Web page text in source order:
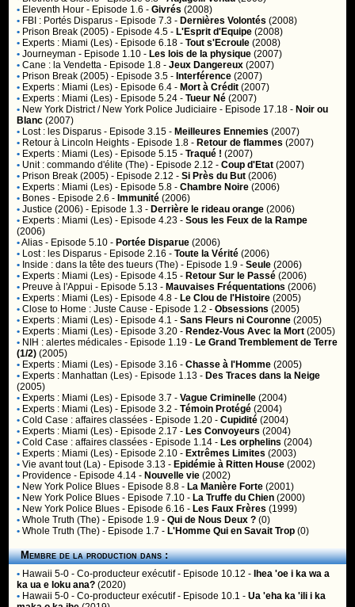
• Eleventh Hour - Episode 1.6 -Givrés (2008)
• FBI : Portés Disparus - Episode 7.3 - Dernières Volontés (2008)
• Prison Break (2005) - Episode 4.5 - L'Esprit d'Equipe (2008)
• Experts : Miami (Les) - Episode 6.18 -Tout s'Ecroule (2008)
• Journeyman - Episode 1.10 - Les lois de la physique (2007)
• Cane : la Vendetta - Episode 1.8 -Jeux Dangereux (2007)
• Prison Break (2005) - Episode 3.5 - Interférence (2007)
• Experts : Miami (Les) - Episode 6.4 - Mort à Crédit (2007)
• Experts : Miami (Les) - Episode 5.24 -Tueur Né (2007)
• New York District / New York Police Judiciaire - Episode 17.18 - Noir ou
Blanc (2007)
• Lost : les Disparus - Episode 3.15 - Meilleures Ennemies (2007)
• Retour à Lincoln Heights - Episode 1.8 - Retour de flammes (2007)
• Experts : Miami (Les) - Episode 5.15 -Traqué ! (2007)
• Unit : commando d'élite (The) - Episode 2.12 -Coup d'Etat(2007)
• Prison Break (2005) - Episode 2.12 -Si Près du But (2006)
• Experts : Miami (Les) - Episode 5.8 -Chambre Noire (2006)
• Bones - Episode 2.6 - Immunité (2006)
• Justice (2006) - Episode 1.3 - Derrière le rideau orange (2006)
• Experts : Miami (Les) - Episode 4.23 -Sous les Feux de la Rampe
(2006)
•Alias - Episode 5.10 - Portée Disparue (2006)
• Lost : les Disparus - Episode 2.16 -Toute la Vérité (2006)
• Inside : dans la tête des tueurs (The) - Episode 1.9 -Seule (2006)
• Experts : Miami (Les) - Episode 4.15 - Retour Sur le Passé (2006)
• Preuve à l'Appui - Episode 5.13 - Mauvaises Fréquentations (2006)
• Experts : Miami (Les) - Episode 4.8 - Le Clou de l'Histoire (2005)
• Close to Home : Juste Cause - Episode 1.2 -Obsessions (2005)
• Experts : Miami (Les) - Episode 4.1 -Sans Fleurs ni Couronne (2005)
• Experts : Miami (Les) - Episode 3.20 - Rendez-Vous Avec la Mort (2005)
• NIH : alertes médicales - Episode 1.19 - Le Grand Tremblement de Terre
(1/2) (2005)
• Experts : Miami (Les) - Episode 3.16 -Chasse à l'Homme (2005)
• Experts : Manhattan (Les) - Episode 1.13 - Des Traces dans la Neige
(2005)
• Experts : Miami (Les) - Episode 3.7 -Vague Criminelle (2004)
• Experts : Miami (Les) - Episode 3.2 -Témoin Protégé (2004)
• Cold Case : affaires classées - Episode 1.20 -Cupidité (2004)
• Experts : Miami (Les) - Episode 2.17 - Les Convoyeurs (2004)
• Cold Case : affaires classées - Episode 1.14 - Les orphelins (2004)
• Experts : Miami (Les) - Episode 2.10 - Extrêmes Limites (2003)
• Vie avant tout (La) - Episode 3.13 - Epidémie à Ritten House (2002)
• Providence - Episode 4.14 - Nouvelle vie (2002)
• New York Police Blues - Episode 8.8 - La Manière Forte (2001)
• New York Police Blues - Episode 7.10 - La Truffe du Chien (2000)
• New York Police Blues - Episode 6.16 - Les Faux Frères (1999)
• Whole Truth (The) - Episode 1.9 -Qui de Nous Deux ? (0)
• Whole Truth (The) - Episode 1.7 - L'Homme Qui en Savait Trop (0)
Membre de la production dans :
• Hawaii 5-0 - Co-producteur exécutif - Episode 10.12 - Ihea 'oe i ka wa a
ka ua e loku ana? (2020)
• Hawaii 5-0 - Co-producteur exécutif - Episode 10.1 -Ua 'eha ka 'ili i ka